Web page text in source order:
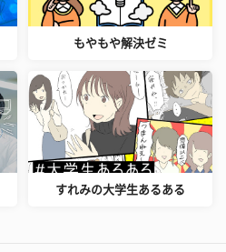
もやもや解決ゼミ
すれみの大学生あるある